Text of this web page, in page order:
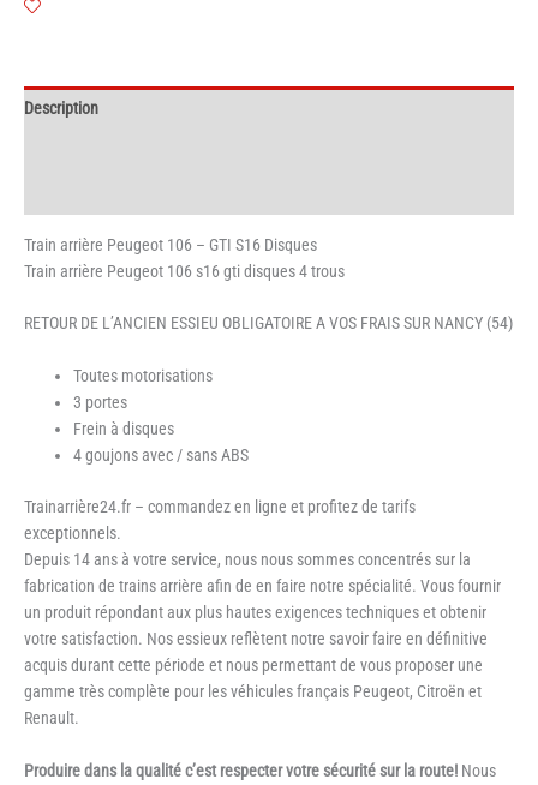
Description
Train arrière Peugeot 106 – GTI S16 Disques
Train arrière Peugeot 106 s16 gti disques 4 trous
RETOUR DE L’ANCIEN ESSIEU OBLIGATOIRE A VOS FRAIS SUR NANCY (54)
Toutes motorisations
3 portes
Frein à disques
4 goujons avec / sans ABS
Trainarrière24.fr – commandez en ligne et profitez de tarifs
exceptionnels.
Depuis 14 ans à votre service, nous nous sommes concentrés sur la
fabrication de trains arrière afin de en faire notre spécialité. Vous fournir
un produit répondant aux plus hautes exigences techniques et obtenir
votre satisfaction. Nos essieux reflètent notre savoir faire en définitive
acquis durant cette période et nous permettant de vous proposer une
gamme très complète pour les véhicules français Peugeot, Citroën et
Renault.
Produire dans la qualité c’est respecter votre sécurité sur la route! Nous